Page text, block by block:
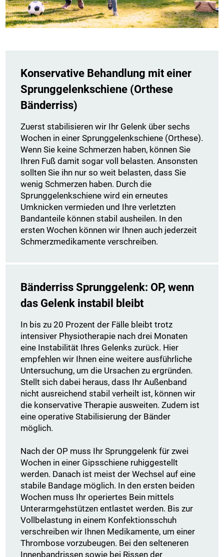
Konservative Behandlung mit einer
Sprunggelenkschiene (Orthese
Bänderriss)
Zuerst stabilisieren wir Ihr Gelenk über sechs
Wochen in einer Sprunggelenkschiene (Orthese).
Wenn Sie keine Schmerzen haben, können Sie
Ihren Fuß damit sogar voll belasten. Ansonsten
sollten Sie ihn nur so weit belasten, dass Sie
wenig Schmerzen haben. Durch die
Sprunggelenkschiene wird ein erneutes
Umknicken vermieden und Ihre verletzten
Bandanteile können stabil ausheilen. In den
ersten Wochen können wir Ihnen auch jederzeit
Schmerzmedikamente verschreiben.
Bänderriss Sprunggelenk: OP, wenn
das Gelenk instabil bleibt
In bis zu 20 Prozent der Fälle bleibt trotz
intensiver Physiotherapie nach drei Monaten
eine Instabilität Ihres Gelenks zurück. Hier
empfehlen wir Ihnen eine weitere ausführliche
Untersuchung, um die Ursachen zu ergründen.
Stellt sich dabei heraus, dass Ihr Außenband
nicht ausreichend stabil verheilt ist, können wir
die konservative Therapie ausweiten. Zudem ist
eine operative Stabilisierung der Bänder
möglich.
Nach der OP muss Ihr Sprunggelenk für zwei
Wochen in einer Gipsschiene ruhiggestellt
werden. Danach ist meist der Wechsel auf eine
stabile Bandage möglich. In den ersten beiden
Wochen muss Ihr operiertes Bein mittels
Unterarmgehstützen entlastet werden. Bis zur
Vollbelastung in einem Konfektionsschuh
verschreiben wir Ihnen Medikamente, um einer
Thrombose vorzubeugen. Bei den selteneren
Innenbandrissen sowie bei Rissen der